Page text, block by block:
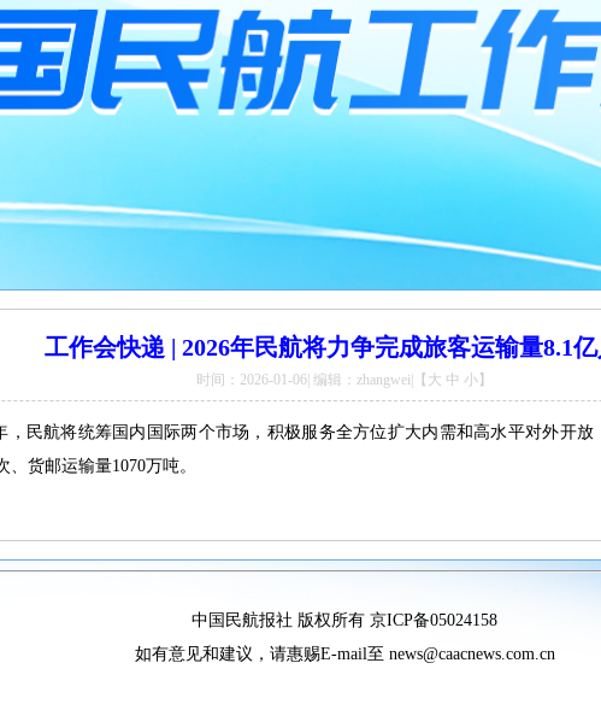
工作会快递 | 2026年民航将力争完成旅客运输量8.1
时间：2026-01-06| 编辑：zhangwei|【 大 中 小】
，民航将统筹国内国际两个市场，积极服务全方位扩大内需和高水平对外开放
货邮运输量1070万吨。
中国民航报社 版权所有 京ICP备05024158
如有意见和建议，请惠赐E-mail至 news@caacnews.com.cn